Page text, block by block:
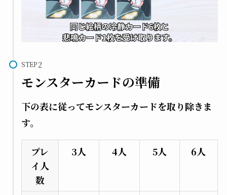
STEP
モンスターカードの準備
下の表に従ってモンスターカードを取り除きま
す。
プレ
イ人
数
3人 4人 5人 6人